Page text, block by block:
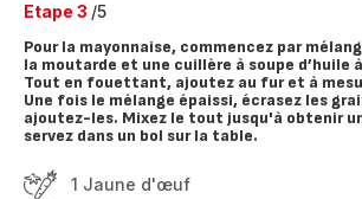
Etape 3 /5
Pour la mayonnaise, commencez par
la moutarde et une cuillère à soupe d’huile
Tout en fouettant, ajoutez au fur et à
Une fois le mélange épaissi, écrasez les
ajoutez-les. Mixez le tout jusqu'à obtenir
servez dans un bol sur la table.
1 Jaune d'œuf